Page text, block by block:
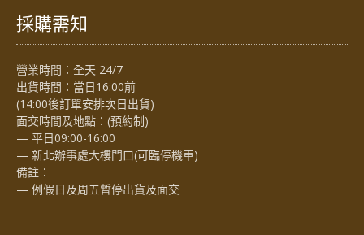
採購需知
營業時間：全天 24/7
出貨時間：當日16:00前
(14:00後訂單安排次日出貨)
面交時間及地點：(預約制)
— 平日09:00-16:00
— 新北辦事處大樓門口(可臨停機車)
備註：
— 例假日及周五暫停出貨及面交